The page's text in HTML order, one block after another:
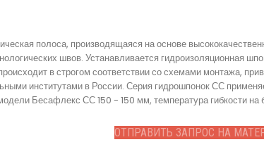
полоса, производящаяся на основе
швов. Устанавливается гидроизоляционная
в строгом соответствии со схемами монтажа,
институтами в России. Серия гидрошпонок СС
Бесафлекс СС 150 - 150 мм, температура гибкости
ОТПРАВИТЬ ЗАПРОС НА